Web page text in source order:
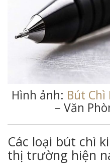
Hình ảnh: Bút Chì
– Văn
Các loại bút chì
thị trường hiện